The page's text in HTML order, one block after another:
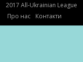
2017 All-Ukrainian League
Про нас
Контакти